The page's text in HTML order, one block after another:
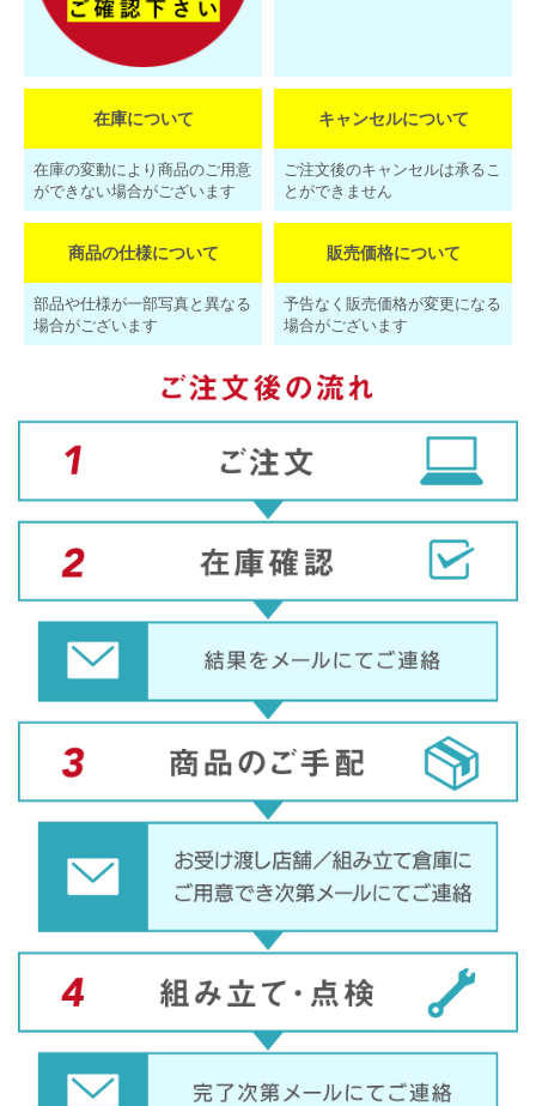
在庫について
在庫の変動により商品のご用意
ができない場合がございます
キャンセルについて
ご注文後のキャンセルは承るこ
とができません
商品の仕様について
部品や仕様が一部写真と異なる
場合がございます
販売価格について
予告なく販売価格が変更になる
場合がございます